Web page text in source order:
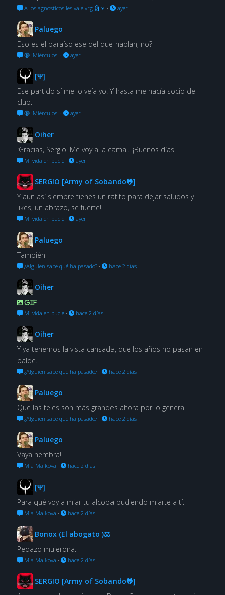
A los agnosticos les vale vrg 🗿🍷 · ayer
Paluego
Eso es el paraíso ese del que hablan, no?
🔞 ¡Miérculos! · ayer
[Ψ]
Ese partido sí me lo veía yo. Y hasta me hacía socio del
club.
🔞 ¡Miérculos! · ayer
Oiher
¡Gracias, Sergio! Me voy a la cama... ¡Buenos días!
Mi vida en bucle· ayer
SERGIO [Army of Sobando🐸]
Y aun así siempre tienes un ratito para dejar saludos y
likes, un abrazo, se fuerte!
Mi vida en bucle· ayer
Paluego
También
¿Alguien sabe qué ha pasado?· hace 2 días
Oiher
GIF
Mi vida en bucle· hace 2 días
Oiher
Y ya tenemos la vista cansada, que los años no pasan en
balde.
¿Alguien sabe qué ha pasado?· hace 2 días
Paluego
Que las teles son más grandes ahora por lo general
¿Alguien sabe qué ha pasado?· hace 2 días
Paluego
Vaya hembra!
Mia Malkova · hace 2 días
[Ψ]
Para qué voy a miar tu alcoba pudiendo miarte a tí.
Mia Malkova · hace 2 días
Bonox (El abogato )⚖
Pedazo mujerona.
Mia Malkova · hace 2 días
SERGIO [Army of Sobando🐸]